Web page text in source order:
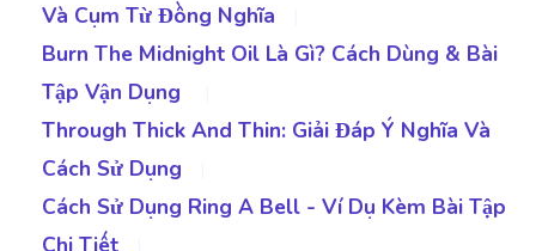
Và Cụm Từ Đồng Nghĩa
Burn The Midnight Oil Là Gì? Cách Dùng & Bài
Tập Vận Dụng
Through Thick And Thin: Giải Đáp Ý Nghĩa Và
Cách Sử Dụng
Cách Sử Dụng Ring A Bell - Ví Dụ Kèm Bài Tập